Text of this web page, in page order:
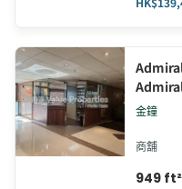
金鐘
商舖
949